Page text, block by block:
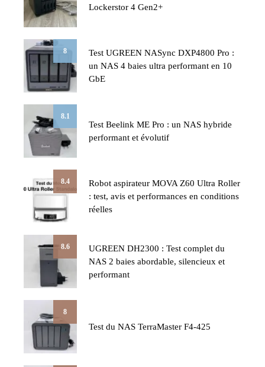
Lockerstor 4 Gen2+
8
Test UGREEN NASync DXP4800 Pro :
un NAS 4 baies ultra performant en 10
GbE
8.1
Test Beelink ME Pro : un NAS hybride
performant et évolutif
8.4
Robot aspirateur MOVA Z60 Ultra Roller
: test, avis et performances en conditions
réelles
8.6
UGREEN DH2300 : Test complet du
NAS 2 baies abordable, silencieux et
performant
8
Test du NAS TerraMaster F4-425